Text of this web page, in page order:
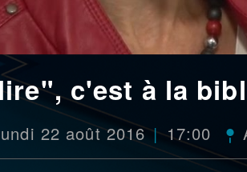
c'est à la
22 août 2016 17:00